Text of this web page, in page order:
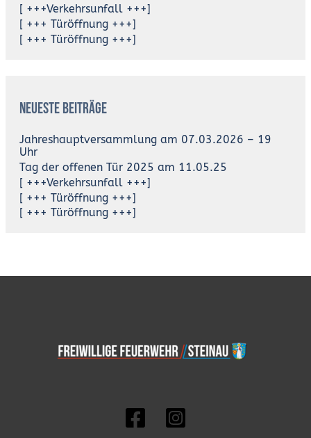
[ +++Verkehrsunfall +++]
[ +++ Türöffnung +++]
[ +++ Türöffnung +++]
Neueste Beiträge
Jahreshauptversammlung am 07.03.2026 – 19
Uhr
Tag der offenen Tür 2025 am 11.05.25
[ +++Verkehrsunfall +++]
[ +++ Türöffnung +++]
[ +++ Türöffnung +++]